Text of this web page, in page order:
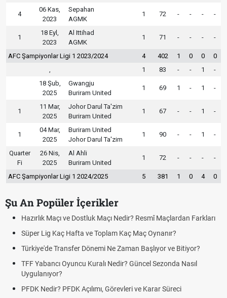
4
06 Kas,
2023
Sepahan
AGMK
1 72 - - - -
1
18 Eyl,
2023
Al Ittihad
AGMK
1 71 - - - -
AFC Şampiyonlar Ligi 1 2023/2024 4 402 1 0 0
0
1 83 - - 1
-
18 Şub,
2025
Gwangju
Buriram United
1 69 1 - 1 -
1
11 Mar,
2025
Johor Darul Ta'zim
Buriram United
1 67 - - 1 -
1
04 Mar,
2025
Buriram United
Johor Darul Ta'zim
1 90 - - 1 -
Quarter
Fi
26 Nis,
2025
Al Ahli
Buriram United
1 72 - - - -
AFC Şampiyonlar Ligi 1 2024/2025 5 381 1 0 4 0
Şu An Popüler İçerikler
Hazırlık Maçı ve Dostluk Maçı Nedir? Resmî Maçlardan Farkları
Süper Lig Kaç Hafta ve Toplam Kaç Maç Oynanır?
Türkiye'de Transfer Dönemi Ne Zaman Başlıyor ve Bitiyor?
TFF Yabancı Oyuncu Kuralı Nedir? Güncel Sezonda Nasıl
Uygulanıyor?
PFDK Nedir? PFDK Açılımı, Görevleri ve Karar Süreci